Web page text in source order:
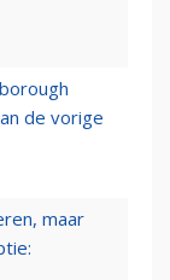
de vorige
maar